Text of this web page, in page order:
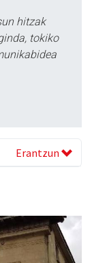
hitzak
tokiko
Erantzun